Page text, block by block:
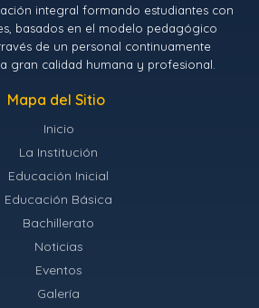
integral formando estudiantes con
basados en el modelo pedagógico
de un personal continuamente
gran calidad humana y profesional.
Mapa del Sitio
Inicio
La Institución
Educación Inicial
Educación Básica
Bachillerato
Noticias
Eventos
Galería